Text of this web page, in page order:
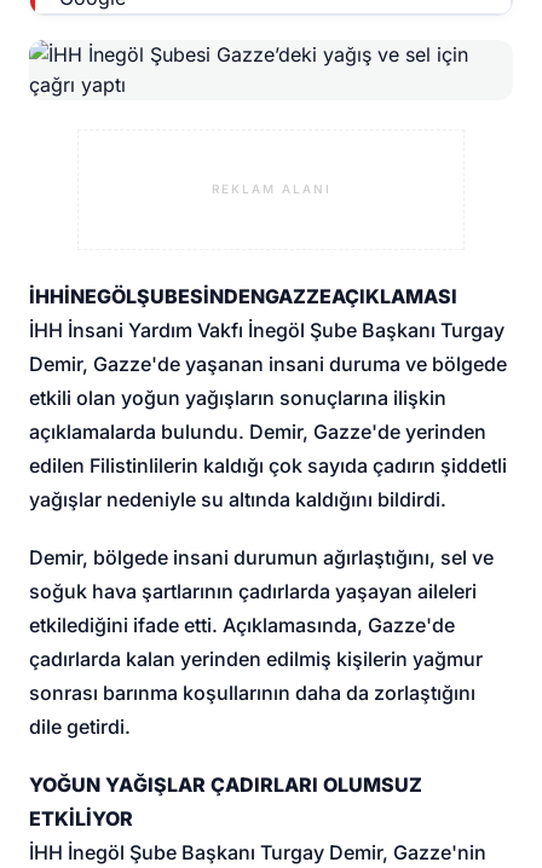
REKLAM ALANI
İHHİNEGÖLŞUBESİNDENGAZZEAÇIKLAMASI
İHH İnsani Yardım Vakfı İnegöl Şube Başkanı Turgay
Demir, Gazze'de yaşanan insani duruma ve bölgede
etkili olan yoğun yağışların sonuçlarına ilişkin
açıklamalarda bulundu. Demir, Gazze'de yerinden
edilen Filistinlilerin kaldığı çok sayıda çadırın şiddetli
yağışlar nedeniyle su altında kaldığını bildirdi.
Demir, bölgede insani durumun ağırlaştığını, sel ve
soğuk hava şartlarının çadırlarda yaşayan aileleri
etkilediğini ifade etti. Açıklamasında, Gazze'de
çadırlarda kalan yerinden edilmiş kişilerin yağmur
sonrası barınma koşullarının daha da zorlaştığını
dile getirdi.
YOĞUN YAĞIŞLAR ÇADIRLARI OLUMSUZ
ETKİLİYOR
İHH İnegöl Şube Başkanı Turgay Demir, Gazze'nin